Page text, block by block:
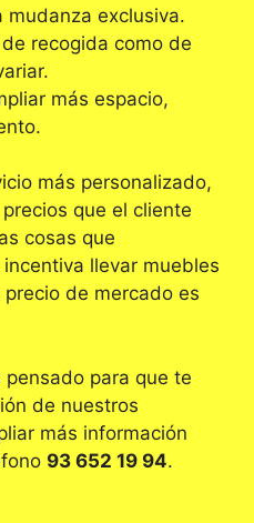
mudanza exclusiva.
recogida como de
más espacio,
más personalizado,
que el cliente
cosas que
llevar muebles
de mercado es
para que te
de nuestros
más información
93 652 19 94.